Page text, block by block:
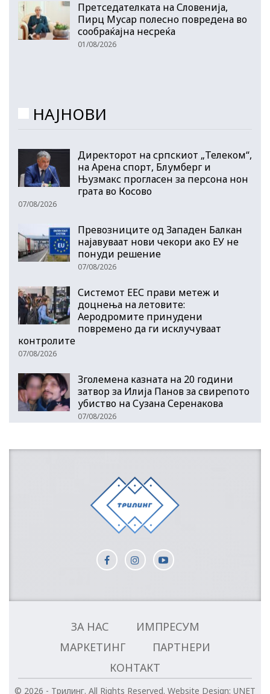
Претседателката на Словенија,
Пирц Мусар полесно повредена во
сообраќајна несреќа
01/08/2026
НАЈНОВИ
Директорот на српскиот „Телеком“,
на Арена спорт, Блумберг и
Њузмакс прогласен за персона нон
грата во Косово
07/08/2026
Превозниците од Западен Балкан
најавуваат нови чекори ако ЕУ не
понуди решение
07/08/2026
Системот ЕЕС прави метеж и
доцнења на летовите:
Аеродромите принудени
повремено да ги исклучуваат
контролите
07/08/2026
Зголемена казната на 20 години
затвор за Илија Панов за свирепото
убиство на Сузана Серенакова
07/08/2026
ЗА НАС
ИМПРЕСУМ
МАРКЕТИНГ
ПАРТНЕРИ
КОНТАКТ
© 2026 - Трилинг. All Rights Reserved. Website Design: UNET